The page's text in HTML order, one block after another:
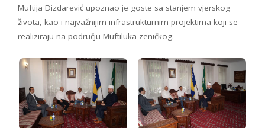
Muftija Dizdarević upoznao je goste sa stanjem vjerskog
života, kao i najvažnijim infrastrukturnim projektima koji se
realiziraju na području Muftiluka zeničkog.